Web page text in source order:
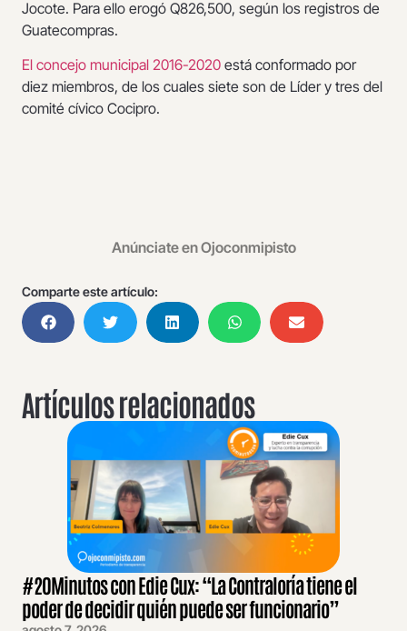
Jocote. Para ello erogó Q826,500, según los registros de
Guatecompras.
El concejo municipal 2016-2020 está conformado por
diez miembros, de los cuales siete son de Líder y tres del
comité cívico Cocipro.
Anúnciate en Ojoconmipisto
Comparte este artículo:
Artículos relacionados
#20Minutos con Edie Cux: “La Contraloría tiene el
poder de decidir quién puede ser funcionario”